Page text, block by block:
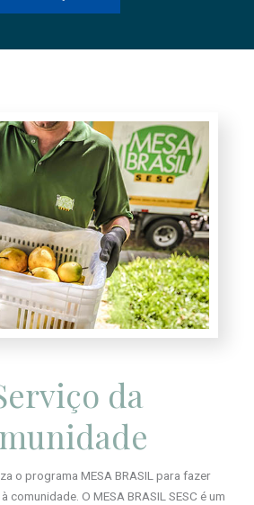
da
o programa MESA BRASIL para fazer
comunidade. O MESA BRASIL SESC é um